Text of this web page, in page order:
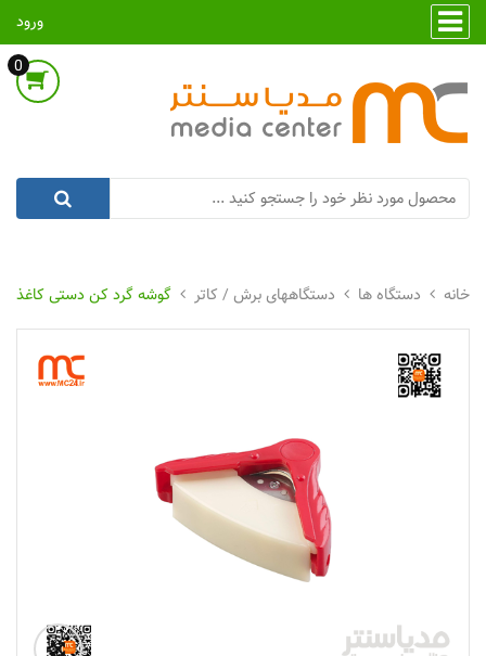
ورود
0
دستگاه ها دستگاههای برش / کاتر گوشه گرد کن دستی کاغذ